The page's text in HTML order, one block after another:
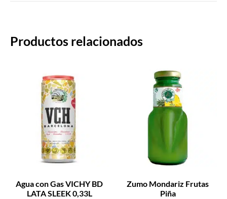
Productos relacionados
Agua con Gas VICHY BD
LATA SLEEK 0,33L
Zumo Mondariz Frutas
Piña